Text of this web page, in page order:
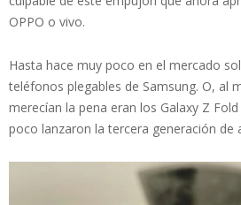
OPPO o vivo.
Hasta hace muy poco en el mercado
teléfonos plegables de Samsung. O, al
merecían la pena eran los Galaxy Z
poco lanzaron la tercera generación de